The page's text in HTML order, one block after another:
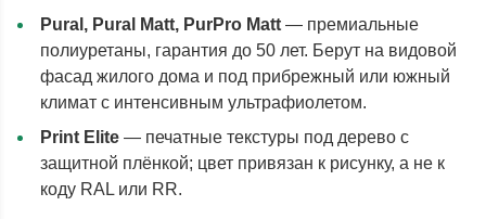
Pural, Pural Matt, PurPro Matt — премиальные
полиуретаны, гарантия до 50 лет. Берут на видовой
фасад жилого дома и под прибрежный или южный
климат с интенсивным ультрафиолетом.
Print Elite — печатные текстуры под дерево с
защитной плёнкой; цвет привязан к рисунку, а не к
коду RAL или RR.